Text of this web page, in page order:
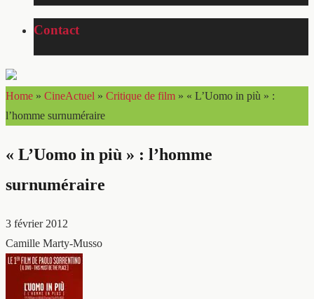
Contact
Home » CineActuel » Critique de film » « L’Uomo in più » :
l’homme surnuméraire
« L’Uomo in più » : l’homme
surnuméraire
3 février 2012
Camille Marty-Musso